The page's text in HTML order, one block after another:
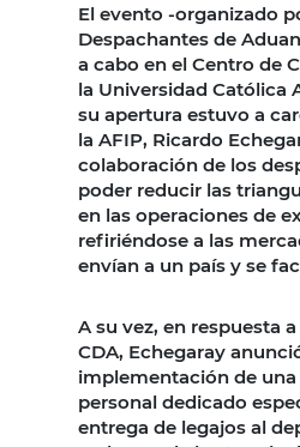
El evento -organizado
Despachantes de
a cabo en el Centro de
la Universidad Católica
su apertura estuvo a
la AFIP, Ricardo
colaboración de los
poder reducir las
en las operaciones de
refiriéndose a las
envían a un país y se
A su vez, en respuesta
CDA, Echegaray
implementación de
personal dedicado
entrega de legajos al